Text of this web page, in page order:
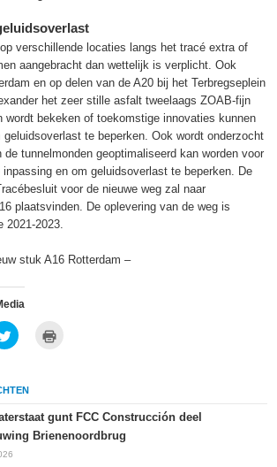
verschillende locaties langs het tracé extra of
aangebracht dan wettelijk is verplicht. Ook
en op delen van de A20 bij het Terbregseplein
het zeer stille asfalt tweelaags ZOAB-fijn
wordt bekeken of toekomstige innovaties kunnen
geluidsoverlast te beperken. Ook wordt onderzocht
tunnelmonden geoptimaliseerd kan worden voor
en om geluidsoverlast te beperken. De
voor de nieuwe weg zal naar
plaatsvinden. De oplevering van de weg is
2021-2023.
stuk A16 Rotterdam –
Klik
om
Twitter
(Wordt
een
nieuw
venster
nieuw
geopend)
gunt FCC Construcción deel
Brienenoordbrug